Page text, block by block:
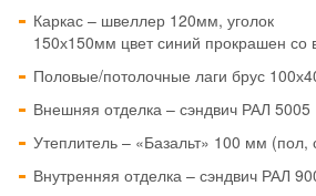
Каркас – швеллер 120мм, уголок
150х150мм цвет синий прокрашен со
Половые/потолочные лаги брус
Внешняя отделка – сэндвич РАЛ 5005
Утеплитель – «Базальт» 100 мм (пол,
Внутренняя отделка – сэндвич РАЛ